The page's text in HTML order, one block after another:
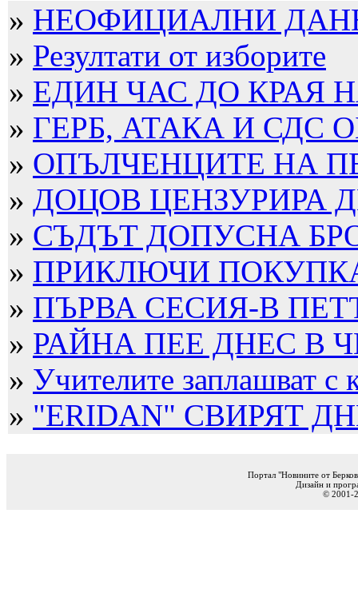
» НЕОФИЦИАЛНИ
» Резултати от изборите
» ЕДИН ЧАС ДО КРАЯ
» ГЕРБ, АТАКА И СДС
» ОПЪЛЧЕНЦИТЕ НА
» ДОЦОВ ЦЕНЗУРИРА
» СЪДЪТ ДОПУСНА
» ПРИКЛЮЧИ
» ПЪРВА СЕСИЯ-В
» РАЙНА ПЕЕ ДНЕС В
» Учителите заплашват с
» "ERIDAN" СВИРЯТ
Портал "Новините от
Дизайн и
© 2001-